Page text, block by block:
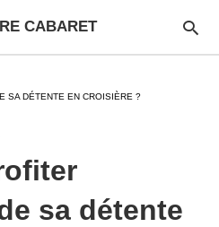
CABARET
SA DÉTENTE EN CROISIÈRE ?
sa détente